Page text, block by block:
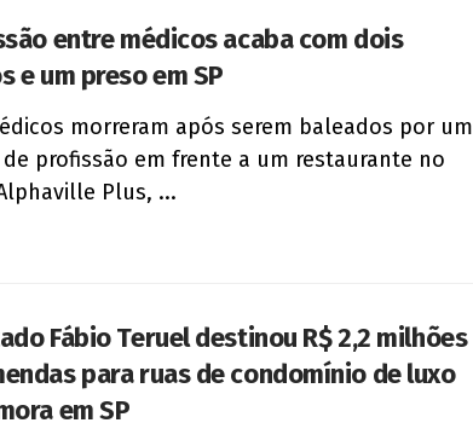
entre médicos acaba com dois
e um preso em SP
morreram após serem baleados por um
profissão em frente a um restaurante no
Plus, ...
Fábio Teruel destinou R$ 2,2 milhões
para ruas de condomínio de luxo
em SP